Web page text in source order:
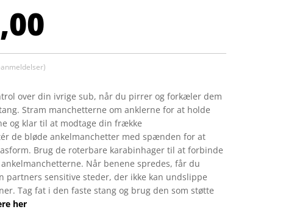
over din ivrige sub, når du pirrer og forkæler dem
Stram manchetterne om anklerne for at holde
og klar til at modtage din frække
de bløde ankelmanchetter med spænden for at
Brug de roterbare karabinhager til at forbinde
Når benene spredes, får du
partners sensitive steder, der ikke kan undslippe
Tag fat i den faste stang og brug den som støtte
her